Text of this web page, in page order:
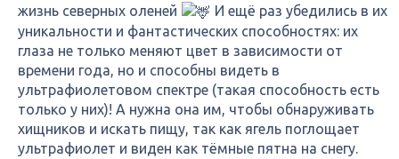
жизнь северных оленей
И ещё раз убедились в их
уникальности и фантастических способностях: их
глаза не только меняют цвет в зависимости от
времени года, но и способны видеть в
ультрафиолетовом спектре (такая способность есть
только у них)! А нужна она им, чтобы обнаруживать
хищников и искать пищу, так как ягель поглощает
ультрафиолет и виден как тёмные пятна на снегу.